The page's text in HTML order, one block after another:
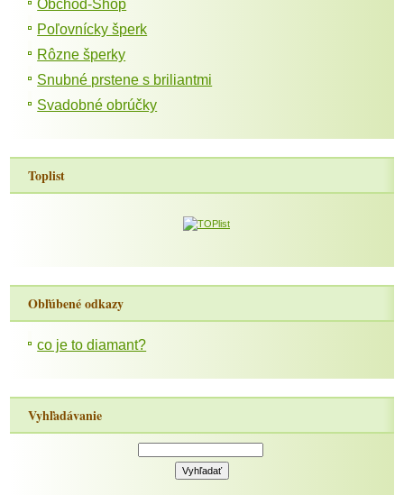
Obchod-Shop
Poľovnícky šperk
Rôzne šperky
Snubné prstene s briliantmi
Svadobné obrúčky
Toplist
Obľúbené odkazy
co je to diamant?
Vyhľadávanie